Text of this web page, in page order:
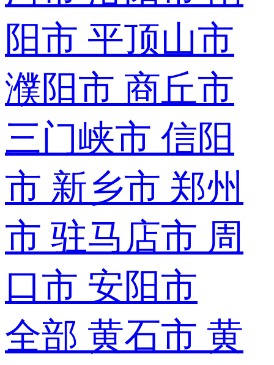
阳市 平顶山市
濮阳市 商丘市
三门峡市 信阳
市 新乡市 郑州
市 驻马店市 周
口市 安阳市
全部 黄石市 黄